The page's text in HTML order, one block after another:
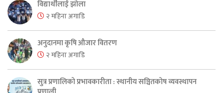
विद्यार्थीलाई झोला
२ महिना अगाडि
अनुदानमा कृषि औजार वितरण
२ महिना अगाडि
सुत्र प्रणालिको प्रभावकारीता : स्थानीय सञ्चितकोष व्यवस्थापन